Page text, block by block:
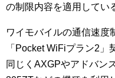
の制限内容を適用してい
ワイモバイルの通信速度
「Pocket WiFiプラン2
同じくAXGPやアドバン